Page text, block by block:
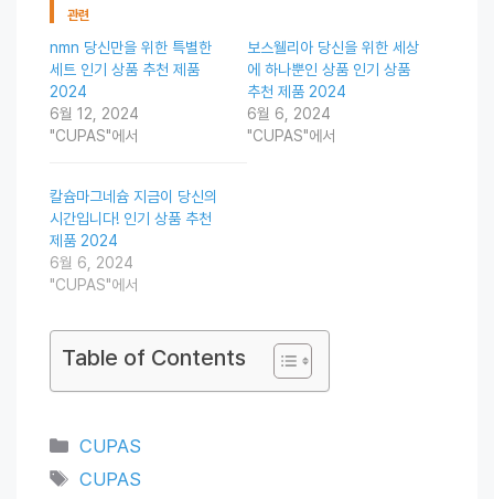
관련
nmn 당신만을 위한 특별한
세트 인기 상품 추천 제품
2024
6월 12, 2024
"CUPAS"에서
보스웰리아 당신을 위한 세상
에 하나뿐인 상품 인기 상품
추천 제품 2024
6월 6, 2024
"CUPAS"에서
칼슘마그네슘 지금이 당신의
시간입니다! 인기 상품 추천
제품 2024
6월 6, 2024
"CUPAS"에서
Table of Contents
Categories
CUPAS
Tags
CUPAS